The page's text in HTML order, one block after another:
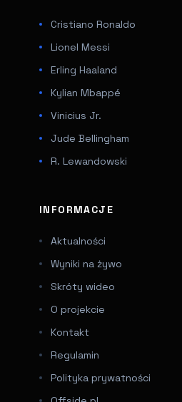
Cristiano Ronaldo
Lionel Messi
Erling Haaland
Kylian Mbappé
Vinicius Jr.
Jude Bellingham
R. Lewandowski
INFORMACJE
Aktualności
Wyniki na żywo
Skróty wideo
O projekcie
Kontakt
Regulamin
Polityka prywatności